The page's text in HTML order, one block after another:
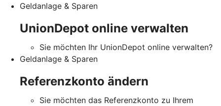
Geldanlage & Sparen
UnionDepot online verwalten
Sie möchten Ihr UnionDepot online verwalten?
Geldanlage & Sparen
Referenzkonto ändern
Sie möchten das Referenzkonto zu Ihrem